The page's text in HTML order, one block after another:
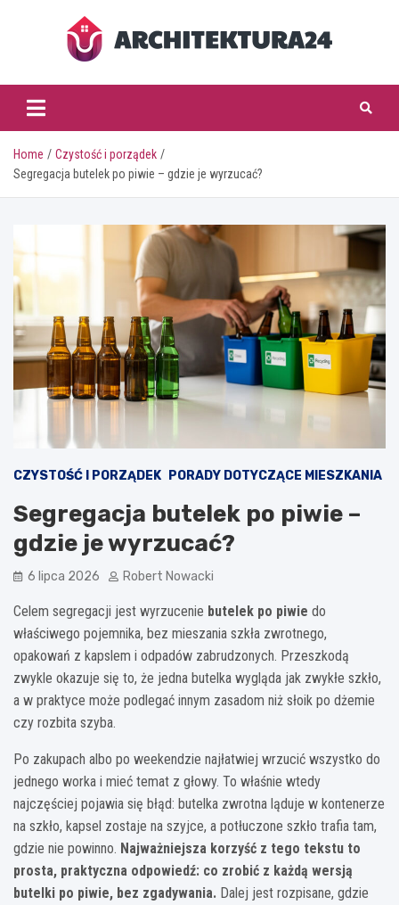
architektura24.pl
Home
Czystość i porządek
Segregacja butelek po piwie – gdzie je wyrzucać?
CZYSTOŚĆ I PORZĄDEK PORADY DOTYCZĄCE MIESZKANIA
Segregacja butelek po piwie –
gdzie je wyrzucać?
6 lipca 2026 Robert Nowacki
Celem segregacji jest wyrzucenie butelek po piwie do
właściwego pojemnika, bez mieszania szkła zwrotnego,
opakowań z kapslem i odpadów zabrudzonych. Przeszkodą
zwykle okazuje się to, że jedna butelka wygląda jak zwykłe szkło,
a w praktyce może podlegać innym zasadom niż słoik po dżemie
czy rozbita szyba.
Po zakupach albo po weekendzie najłatwiej wrzucić wszystko do
jednego worka i mieć temat z głowy. To właśnie wtedy
najczęściej pojawia się błąd: butelka zwrotna ląduje w kontenerze
na szkło, kapsel zostaje na szyjce, a potłuczone szkło trafia tam,
gdzie nie powinno. Najważniejsza korzyść z tego tekstu to
prosta, praktyczna odpowiedź: co zrobić z każdą wersją
butelki po piwie, bez zgadywania. Dalej jest rozpisane, gdzie